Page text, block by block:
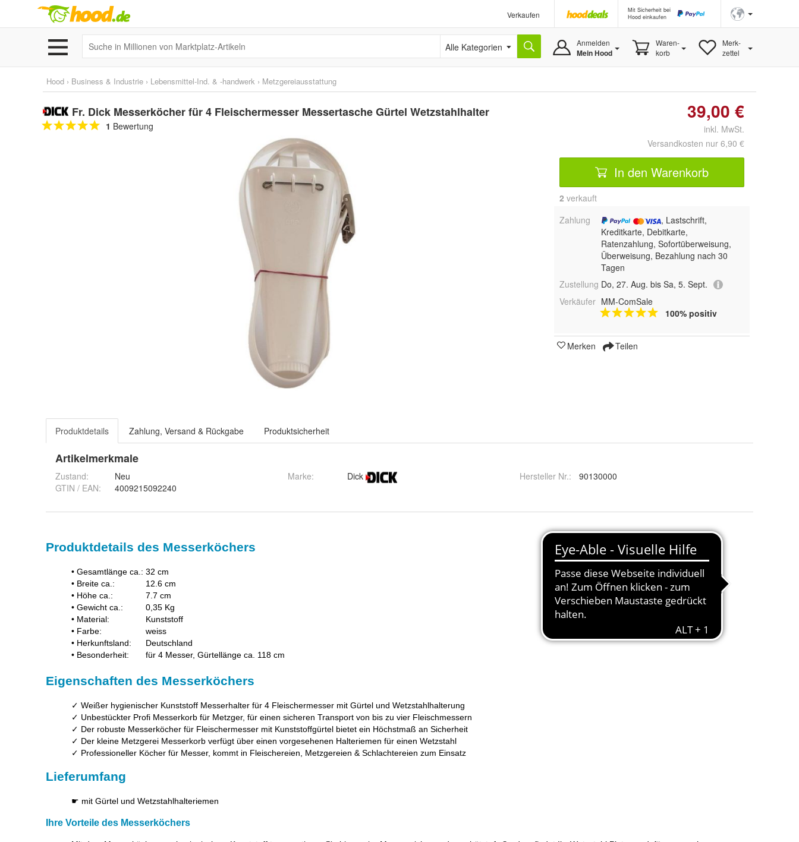
Verkaufen
Mit Sicherheit bei
Hood einkaufen
Alle Kategorien Anmelden
Mein Hood
Waren-
korb
Merk-
zettel
Hood › Business & Industrie › Lebensmittel-Ind. & -handwerk › Metzgereiausstattung
Fr. Dick Messerköcher für 4 Fleischermesser Messertasche Gürtel Wetzstahlhalter
1 Bewertung
39,00 €
inkl. MwSt.
Versandkosten nur 6,90 €
In den Warenkorb
2 verkauft
Zahlung
, Lastschrift,
Kreditkarte, Debitkarte,
Ratenzahlung, Sofortüberweisung,
Überweisung, Bezahlung nach 30
Tagen
Zustellung Do, 27. Aug. bis Sa, 5. Sept.
Verkäufer MM-ComSale
100% positiv
Merken Teilen
Produktdetails Zahlung, Versand & Rückgabe Produktsicherheit
Artikelmerkmale
Zustand:
Neu
GTIN / EAN:
4009215092240
Marke: Dick Hersteller Nr.: 90130000